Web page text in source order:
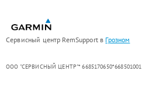
Сервисный центр RemSupport в Грозном
ООО "СЕРВИСНЫЙ ЦЕНТР"* 6685170650*668501001